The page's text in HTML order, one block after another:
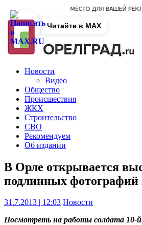
Новости
Видео
Общество
Происшествия
ЖКХ
Строительство
СВО
Рекомендуем
Об издании
В Орле открывается
подлинных
31.7.2013 | 12:03 Новости
Посмотреть на работы солдата 10-
Читайте в MAX